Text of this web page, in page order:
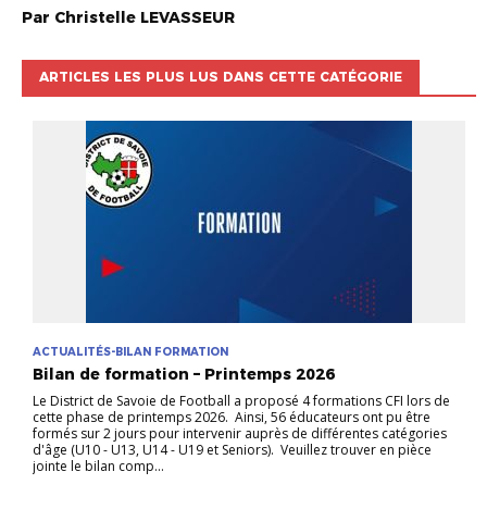
Par Christelle LEVASSEUR
ARTICLES LES PLUS LUS DANS CETTE CATÉGORIE
ACTUALITÉS-BILAN FORMATION
Bilan de formation – Printemps 2026
Le District de Savoie de Football a proposé 4 formations CFI lors de
cette phase de printemps 2026. Ainsi, 56 éducateurs ont pu être
formés sur 2 jours pour intervenir auprès de différentes catégories
d'âge (U10 - U13, U14 - U19 et Seniors). Veuillez trouver en pièce
jointe le bilan comp...